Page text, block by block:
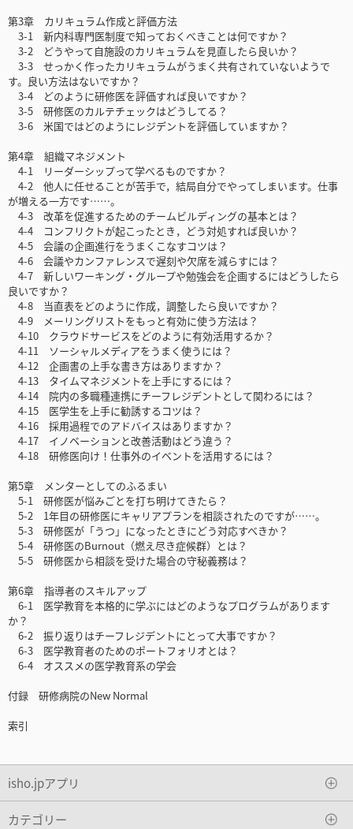
第3章 カリキュラム作成と評価方法
3-1 新内科専門医制度で知っておくべきことは何ですか？
3-2 どうやって自施設のカリキュラムを見直したら良いか？
3-3 せっかく作ったカリキュラムがうまく共有されていないようで
す。良い方法はないですか？
3-4 どのように研修医を評価すれば良いですか？
3-5 研修医のカルテチェックはどうしてる？
3-6 米国ではどのようにレジデントを評価していますか？
第4章 組織マネジメント
4-1 リーダーシップって学べるものですか？
4-2 他人に任せることが苦手で，結局自分でやってしまいます。仕事
が増える一方です……。
4-3 改革を促進するためのチームビルディングの基本とは？
4-4 コンフリクトが起こったとき，どう対処すれば良いか？
4-5 会議の企画進行をうまくこなすコツは？
4-6 会議やカンファレンスで遅刻や欠席を減らすには？
4-7 新しいワーキング・グループや勉強会を企画するにはどうしたら
良いですか？
4-8 当直表をどのように作成，調整したら良いですか？
4-9 メーリングリストをもっと有効に使う方法は？
4-10 クラウドサービスをどのように有効活用するか？
4-11 ソーシャルメディアをうまく使うには？
4-12 企画書の上手な書き方はありますか？
4-13 タイムマネジメントを上手にするには？
4-14 院内の多職種連携にチーフレジデントとして関わるには？
4-15 医学生を上手に勧誘するコツは？
4-16 採用過程でのアドバイスはありますか？
4-17 イノベーションと改善活動はどう違う？
4-18 研修医向け！仕事外のイベントを活用するには？
第5章 メンターとしてのふるまい
5-1 研修医が悩みごとを打ち明けてきたら？
5-2 1年目の研修医にキャリアプランを相談されたのですが……。
5-3 研修医が「うつ」になったときにどう対応すべきか？
5-4 研修医のBurnout（燃え尽き症候群）とは？
5-5 研修医から相談を受けた場合の守秘義務は？
第6章 指導者のスキルアップ
6-1 医学教育を本格的に学ぶにはどのようなプログラムがあります
か？
6-2 振り返りはチーフレジデントにとって大事ですか？
6-3 医学教育者のためのポートフォリオとは？
6-4 オススメの医学教育系の学会
付録 研修病院のNew Normal
索引
isho.jpアプリ
カテゴリー